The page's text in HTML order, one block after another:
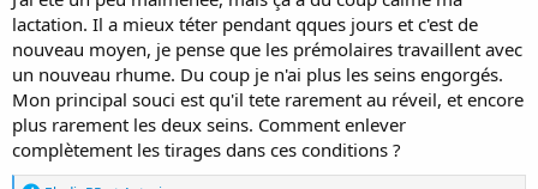
lactation. Il a mieux téter pendant qques jours et c'est de
nouveau moyen, je pense que les prémolaires travaillent avec
un nouveau rhume. Du coup je n'ai plus les seins engorgés.
Mon principal souci est qu'il tete rarement au réveil, et encore
plus rarement les deux seins. Comment enlever
complètement les tirages dans ces conditions ?